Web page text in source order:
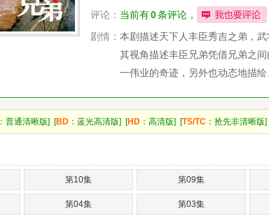
评论： 当前有0条评论，
剧情： 本剧描述天下人丰臣秀吉之弟，
其视角描述丰臣兄弟凭借兄弟之
一伟业的奇迹，另外也动态地描
：普通清晰版] [BD ：蓝光高清版] [HD ：高清版] [TS/TC ：抢先非清晰版]
第10集 第09集
第04集 第03集